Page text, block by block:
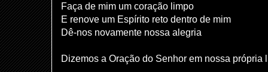
Faça de mim um coração limpo
E renove um Espírito reto dentro de mim
Dê-nos novamente nossa alegria
Dizemos a Oração do Senhor em nossa própria